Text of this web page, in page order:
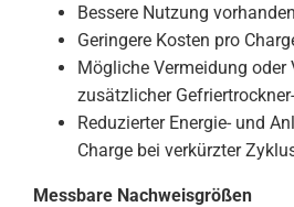
Bessere Nutzung
Geringere Kosten pro
Mögliche Vermeidung oder
zusätzlicher
Reduzierter Energie- und
Charge bei verkürzter
Messbare Nachweisgrößen